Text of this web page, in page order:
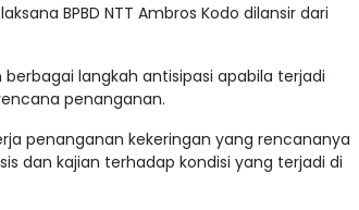
BPBD NTT Ambros Kodo dilansir dari
langkah antisipasi apabila terjadi
penanganan.
penanganan kekeringan yang rencananya
dan kajian terhadap kondisi yang terjadi di